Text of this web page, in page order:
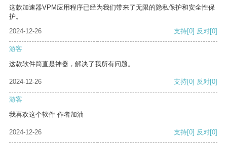
这款加速器VPM应用程序已经为我们带来了无限的隐私保护和安全性保
护。
2024-12-26
支持[0] 反对[0]
游客
这款软件简直是神器，解决了我所有问题。
2024-12-26 支持[0] 反对[0]
游客
我喜欢这个软件 作者加油
2024-12-26 支持[0] 反对[0]